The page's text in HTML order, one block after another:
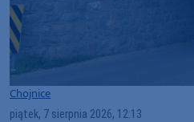
Chojnice
piątek, 7 sierpnia 2026, 12:13